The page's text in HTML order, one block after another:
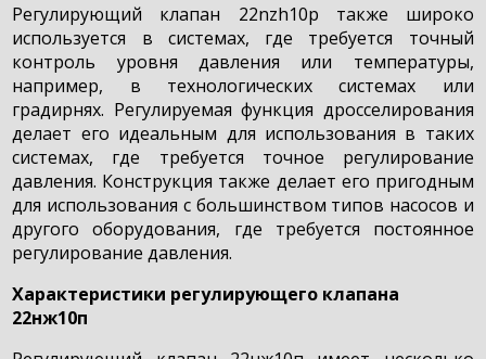
Регулирующий клапан 22nzh10p также широко
используется в системах, где требуется точный
контроль уровня давления или температуры,
например, в технологических системах или
градирнях. Регулируемая функция дросселирования
делает его идеальным для использования в таких
системах, где требуется точное регулирование
давления. Конструкция также делает его пригодным
для использования с большинством типов насосов и
другого оборудования, где требуется постоянное
регулирование давления.
Характеристики регулирующего клапана
22нж10п